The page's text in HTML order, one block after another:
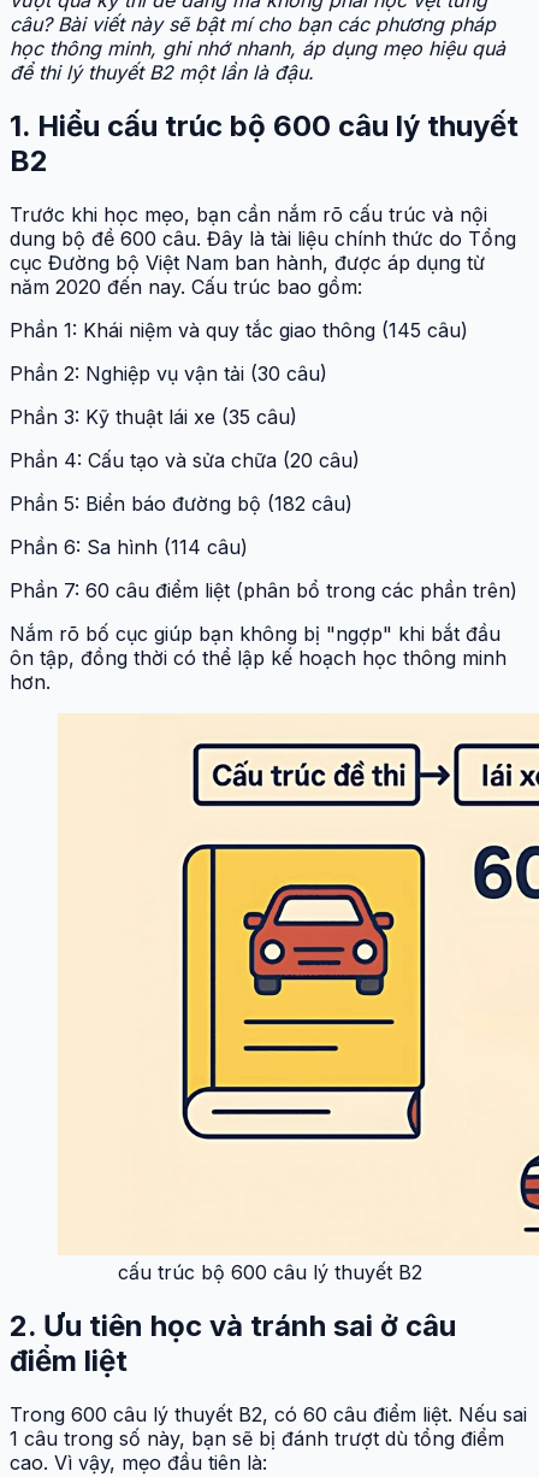
câu? Bài viết này sẽ bật mí cho bạn các phương pháp
học thông minh, ghi nhớ nhanh, áp dụng mẹo hiệu quả
để thi lý thuyết B2 một lần là đậu.
1. Hiểu cấu trúc bộ 600 câu lý thuyết
B2
Trước khi học mẹo, bạn cần nắm rõ cấu trúc và nội
dung bộ đề 600 câu. Đây là tài liệu chính thức do Tổng
cục Đường bộ Việt Nam ban hành, được áp dụng từ
năm 2020 đến nay. Cấu trúc bao gồm:
Phần 1: Khái niệm và quy tắc giao thông (145 câu)
Phần 2: Nghiệp vụ vận tải (30 câu)
Phần 3: Kỹ thuật lái xe (35 câu)
Phần 4: Cấu tạo và sửa chữa (20 câu)
Phần 5: Biển báo đường bộ (182 câu)
Phần 6: Sa hình (114 câu)
Phần 7: 60 câu điểm liệt (phân bổ trong các phần trên)
Nắm rõ bố cục giúp bạn không bị "ngợp" khi bắt đầu
ôn tập, đồng thời có thể lập kế hoạch học thông minh
hơn.
cấu trúc bộ 600 câu lý thuyết B2
2. Ưu tiên học và tránh sai ở câu
điểm liệt
Trong 600 câu lý thuyết B2, có 60 câu điểm liệt. Nếu sai
1 câu trong số này, bạn sẽ bị đánh trượt dù tổng điểm
cao. Vì vậy, mẹo đầu tiên là: